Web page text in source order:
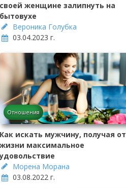
своей женщине залипнуть на
бытовухе
Вероника Голубка
03.04.2023 г.
Отношения
Как искать мужчину, получая от
жизни максимальное
удовольствие
Морена Морана
03.08.2022 г.